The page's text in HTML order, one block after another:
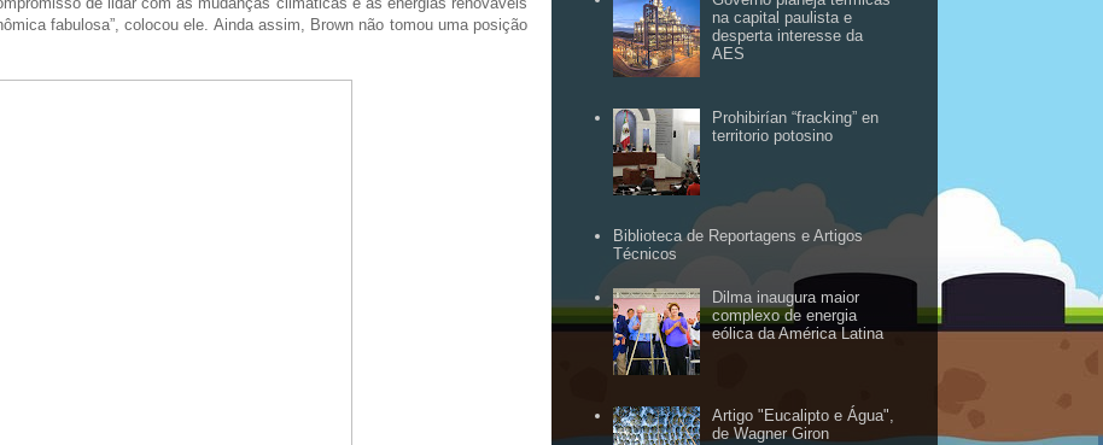
fabulosa”, colocou ele. Ainda assim, Brown não tomou uma posição
na capital paulista e
desperta interesse da
AES
Prohibirían “fracking” en
territorio potosino
Biblioteca de Reportagens e Artigos
Técnicos
Dilma inaugura maior
complexo de energia
eólica da América Latina
Artigo "Eucalipto e Água",
de Wagner Giron